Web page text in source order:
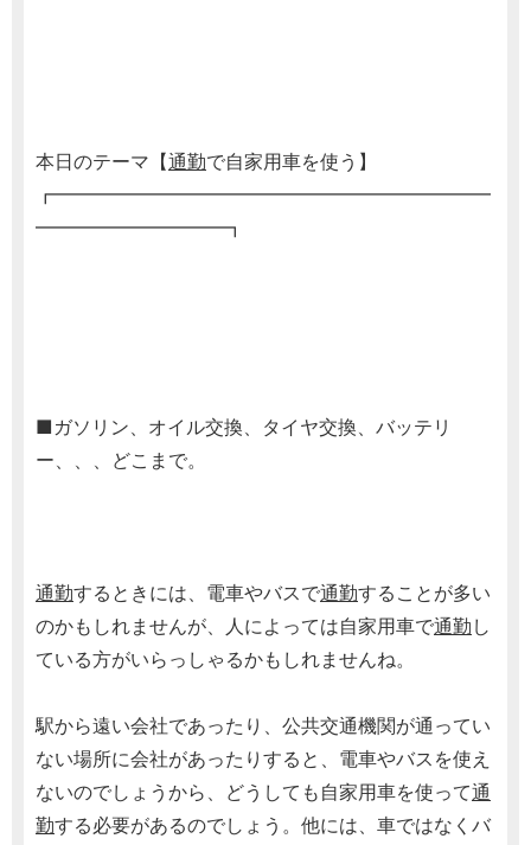
本日のテーマ【通勤で自家用車を使う】
┏━━━━━━━━━━━━━━━━━━━━━━━
━━━━━━━━━━┓
■ガソリン、オイル交換、タイヤ交換、バッテリ
ー、、、どこまで。
通勤するときには、電車やバスで通勤することが多い
のかもしれませんが、人によっては自家用車で通勤 し
ている方がいらっしゃるかもしれませんね。
駅から遠い会社であったり、公共交通機関が通ってい
ない場所に会社があったりすると、電車やバスを使え
ないのでしょうから、どうしても自家用車を使って通
勤する必要があるのでしょう。他には、車ではなくバ